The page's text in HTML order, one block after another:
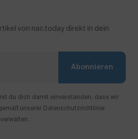
von nac.today direkt in dein
Abonnieren
du dich damit einverstanden, dass wir
unserer Datenschutzrichtlinie